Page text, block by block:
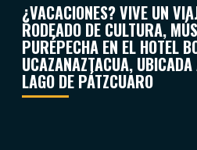
¿VACACIONES? VIVE UN
RODEADO DE CULTURA,
PURÉPECHA EN EL HOTEL
UCAZANAZTACUA,
LAGO DE PÁTZCUARO